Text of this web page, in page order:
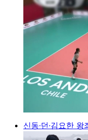
신동·던·김요한